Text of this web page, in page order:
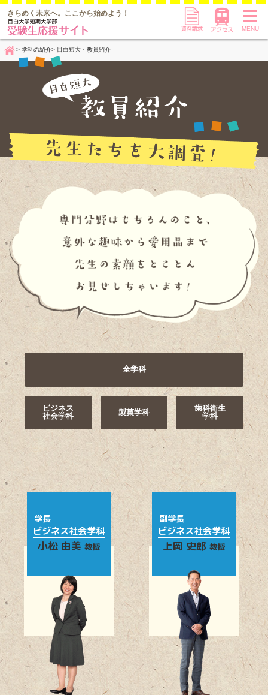
きらめく未来へ。 ここから始めよう！
MENU
資料請求 アクセス
Home
学科の紹介 目白短大・教員紹介
全学科
ビジネス
社会学科
製菓学科
歯科衛生
学科
ビジネス社会学科
小松 由美 教授
ビジネス社会学科
上岡 史郎 教授